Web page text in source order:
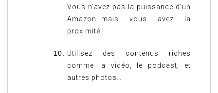
Vous n’avez pas la puissance d’un
Amazon…mais vous avez la
proximité !
Utilisez des contenus riches
comme la vidéo, le podcast, et
autres photos…